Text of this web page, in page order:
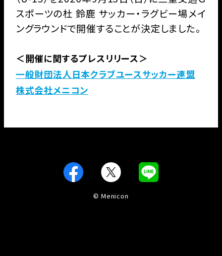
スポーツの杜 鈴鹿 サッカー・ラグビー場メイ
ングラウンドで開催することが決定しました。
＜開催に関するプレスリリース＞
一般財団法人日本クラブユースサッカー連盟
株式会社メニコン
FacebookX
©︎ Menicon